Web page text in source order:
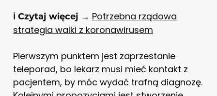
ℹ️ Czytaj więcej → Potrzebna rządowa
strategia walki z koronawirusem
Pierwszym punktem jest zaprzestanie
teleporad, bo lekarz musi mieć kontakt z
pacjentem, by móc wydać trafną diagnozę.